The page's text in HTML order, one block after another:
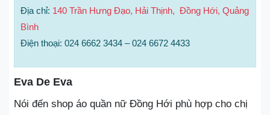
Địa chỉ: 140 Trần Hưng Đạo, Hải Thịnh, Đồng Hới, Quảng
Bình
Điện thoại: 024 6662 3434 – 024 6672 4433
Eva De Eva
Nói đến shop áo quần nữ Đồng Hới phù hợp cho chị